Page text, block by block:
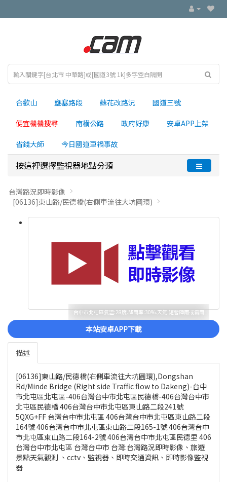
合歡山 壅塞路段 蘇花改路況 國道三號
便宜機機搜尋 南横公路 政府好康 安卓APP上架
省錢大師 今日國道車禍事故
按這裡選擇監視器地點分類
台灣路況即時影像
[06136]東山路/民德橋(右側車流往大坑圓環)
台中市北屯區氣溫:28度.降雨率:30%.天氣:短暫陣雨或雷雨
本站安卓APP下載
描述
[06136]東山路/民德橋(右側車流往大坑圓環),Dongshan
Rd/Minde Bridge (Right side Traffic flow to Dakeng)-台中
市北屯區北屯區-406台灣台中市北屯區民德橋-406台灣台中市
北屯區民德橋 406台灣台中市北屯區東山路二段241號
5QXG+FF 台灣台中市北屯區 406台灣台中市北屯區東山路二段
164號 406台灣台中市北屯區東山路二段165-1號 406台灣台中
市北屯區東山路二段164-2號 406台灣台中市北屯區民德里 406
台灣台中市北屯區 台灣台中市 台灣:台灣路況即時影像、旅遊
景點天氣觀測 、cctv、監視器、即時交通資訊、即時影像監視
器